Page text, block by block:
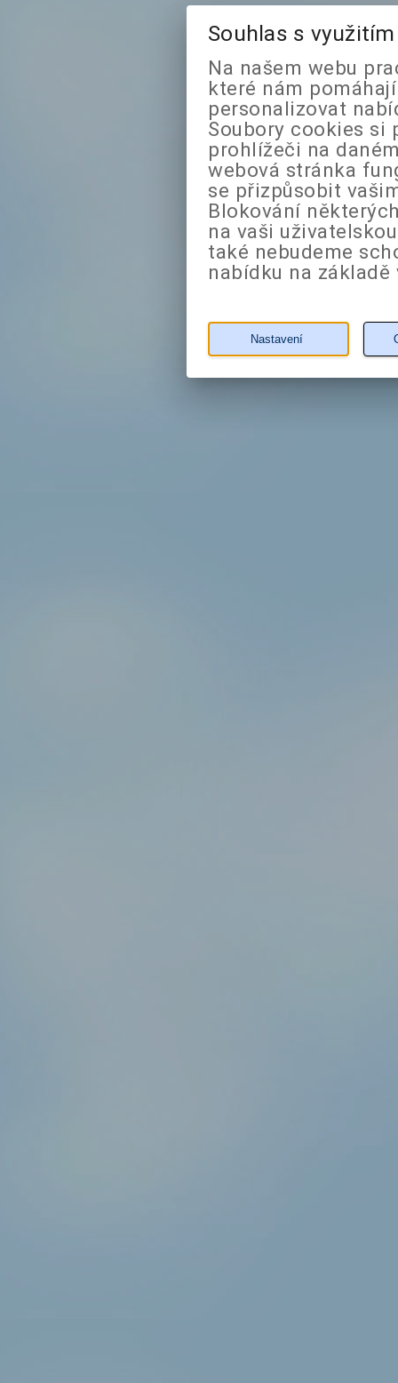
Souhlas s
Na našem webu
které nám
personalizovat
Soubory cookies si
prohlížeči na
webová stránka
se přizpůsobit
Blokování
na vaši
také nebudeme
nabídku na
Nastavení